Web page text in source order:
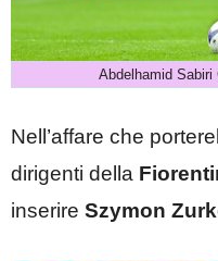
Abdelhamid Sabiri
Nell’affare che
dirigenti della
inserire Szymon